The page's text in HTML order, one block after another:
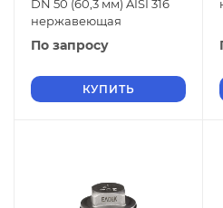
DN 50 (60,3 мм) AISI 316
нержавеющая
По запросу
КУПИТЬ